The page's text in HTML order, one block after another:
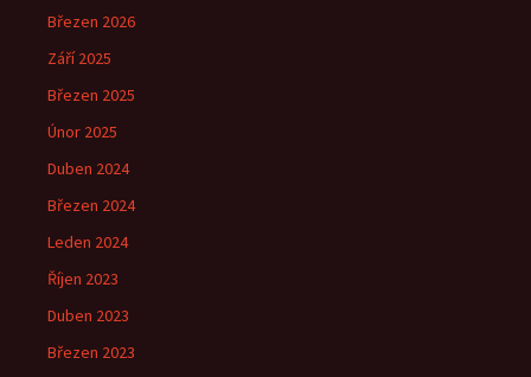
Březen 2026
Září 2025
Březen 2025
Únor 2025
Duben 2024
Březen 2024
Leden 2024
Říjen 2023
Duben 2023
Březen 2023